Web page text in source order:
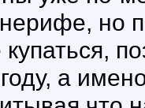
но
купаться,
а